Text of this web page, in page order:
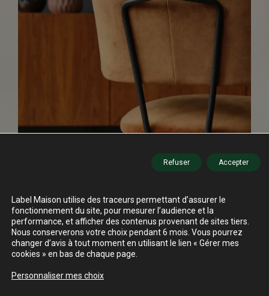
Label Maison utilise des traceurs permettant d’assurer le
fonctionnement du site, pour mesurer l’audience et la
performance, et afficher des contenus provenant de sites tiers.
Nous conserverons votre choix pendant 6 mois. Vous pourrez
changer d’avis à tout moment en utilisant le lien « Gérer mes
cookies » en bas de chaque page.
Personnaliser mes choix
Accepter
Refuser